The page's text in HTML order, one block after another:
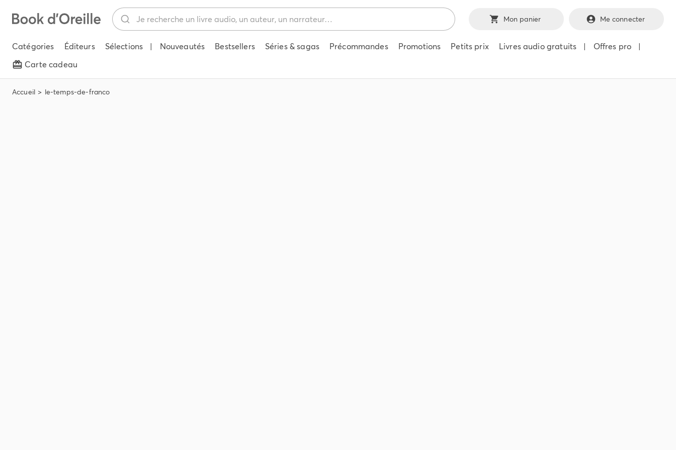
Mon panier Me connecter
Catégories Éditeurs Sélections | Nouveautés Bestsellers Séries & sagas Précommandes Promotions Petits prix Livres audio gratuits | Offres pro
|
Carte cadeau
Accueil le-temps-de-franco